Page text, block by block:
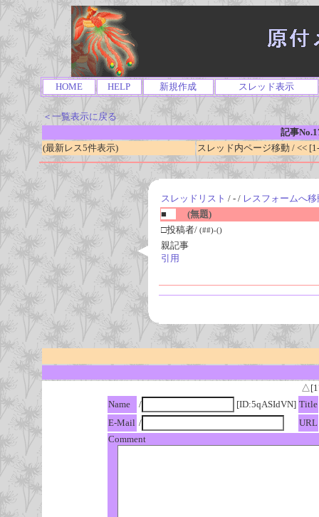
HOME HELP 新規作成 スレッド表示
＜一覧表示に戻る
記事
(最新レス5件表示)
スレッド内ページ移動 / <<
スレッドリスト / - / レスフォームへ移
■
(無題)
□投稿者/ (##)-()
親記事
引用
Name
/ [ID:5qASIdVN] Title
E-Mail /
URL
Comment